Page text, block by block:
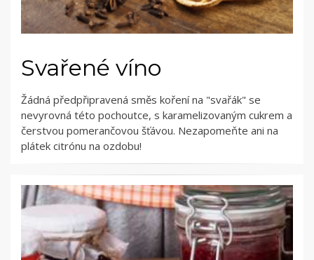
Svařené víno
Žádná předpřipravená směs koření na "svařák" se
nevyrovná této pochoutce, s karamelizovaným cukrem a
čerstvou pomerančovou šťávou. Nezapomeňte ani na
plátek citrónu na ozdobu!